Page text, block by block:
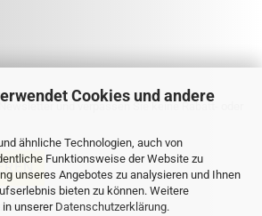
Cookies und andere
ähnliche Technologien, auch von
Funktionsweise der Website zu
unseres Angebotes zu analysieren und Ihnen
bieten zu können. Weitere
in unserer Datenschutzerklärung.
und verpassen Sie keine Rabatt- oder
möglich.